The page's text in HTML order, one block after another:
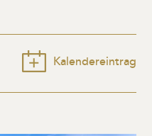
Kalendereintrag